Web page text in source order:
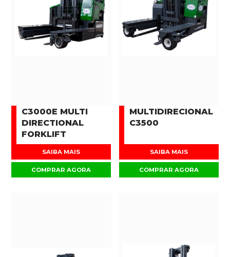
C3000E MULTI
DIRECTIONAL
FORKLIFT
SAIBA MAIS
COMPRAR AGORA
MULTIDIRECIONAL
C3500
SAIBA MAIS
COMPRAR AGORA